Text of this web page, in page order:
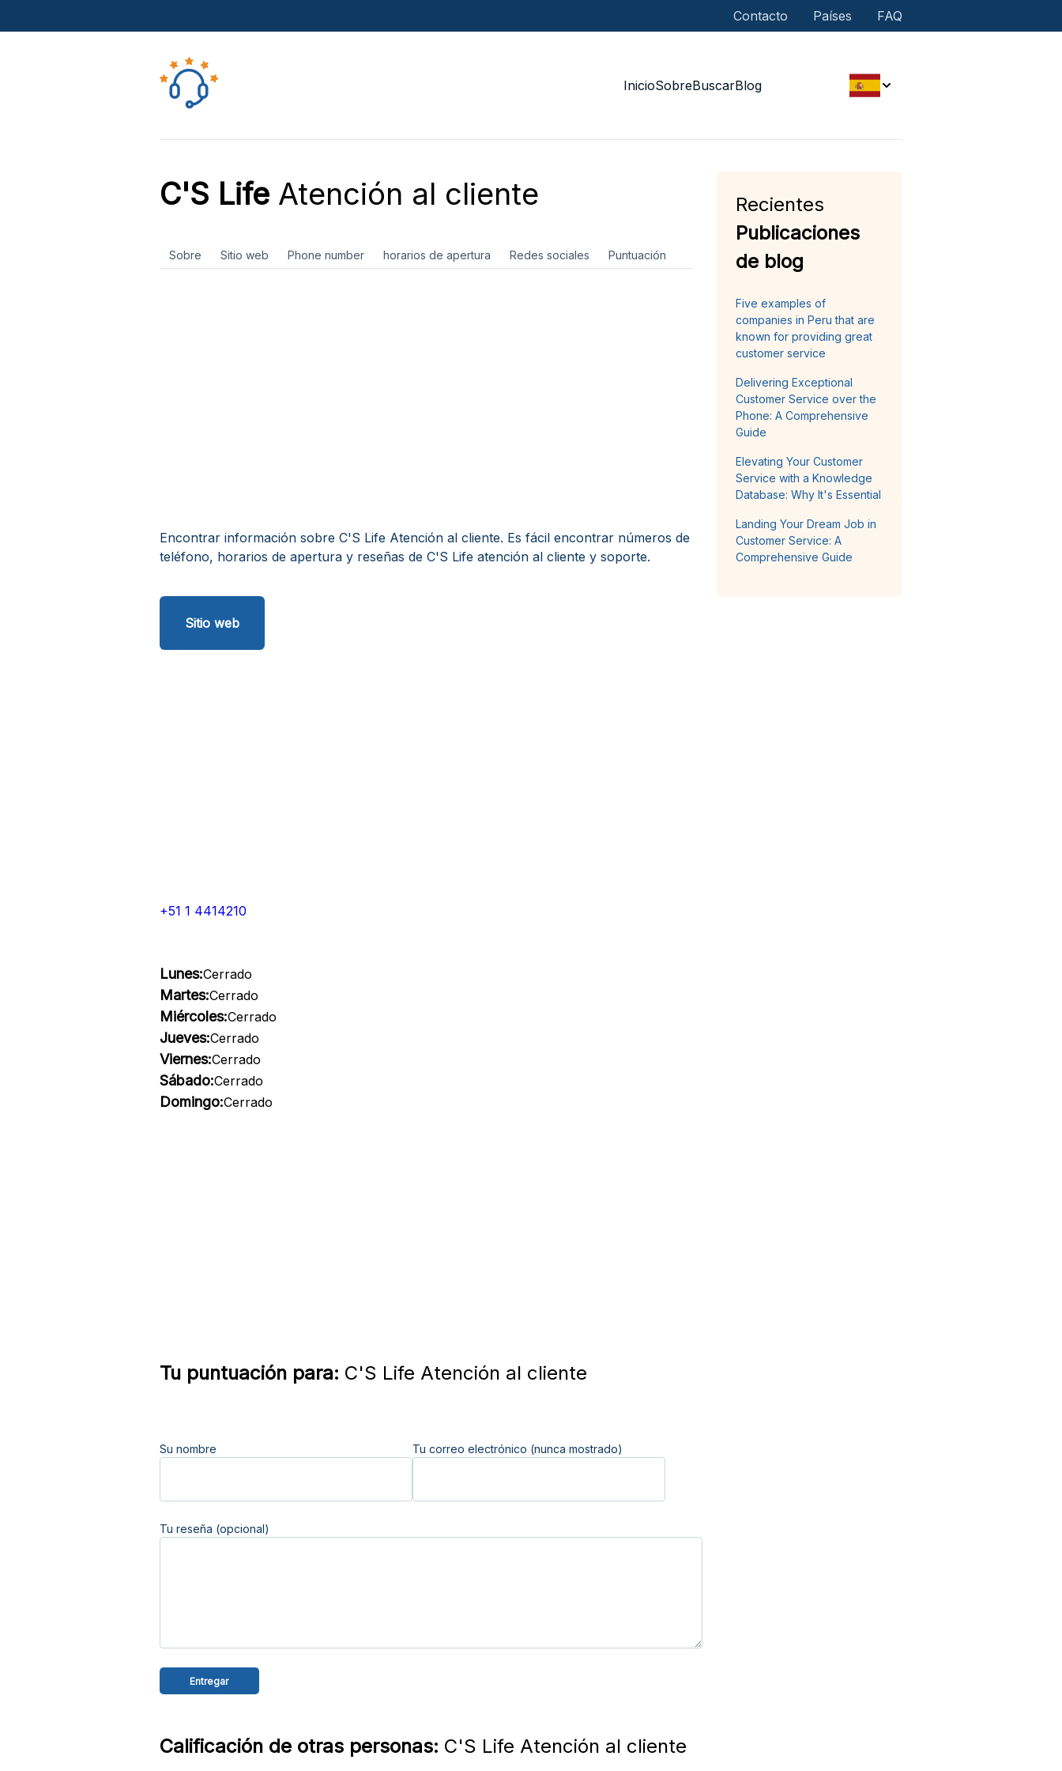
Contacto Países FAQ
InicioSobreBuscarBlog
C'S LifeAtención al cliente
Sobre Sitio web Phone number horarios de apertura Redes sociales Puntuación
Encontrar información sobre C'S Life Atención al cliente. Es fácil encontrar números de
teléfono, horarios de apertura y reseñas de C'S Life atención al cliente y soporte.
Sitio web
+51 1 4414210
Lunes:Cerrado
Martes:Cerrado
Miércoles:Cerrado
Jueves:Cerrado
Viernes:Cerrado
Sábado:Cerrado
Domingo:Cerrado
Tu puntuación para: C'S Life Atención al cliente
Su nombre Tu correo electrónico (nunca mostrado)
Tu reseña (opcional)
Calificación de otras personas: C'S Life Atención al cliente
Recientes
Publicaciones
de blog
Five examples of
companies in Peru that are
known for providing great
customer service
Delivering Exceptional
Customer Service over the
Phone: A Comprehensive
Guide
Elevating Your Customer
Service with a Knowledge
Database: Why It's Essential
Landing Your Dream Job in
Customer Service: A
Comprehensive Guide